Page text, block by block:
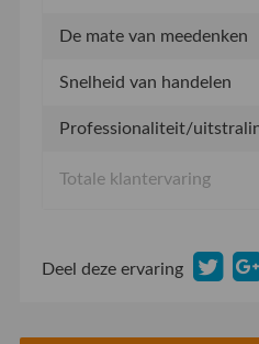
De mate van meedenken
Snelheid van handelen
Professionaliteit/
Totale klantervaring
Deel deze ervaring